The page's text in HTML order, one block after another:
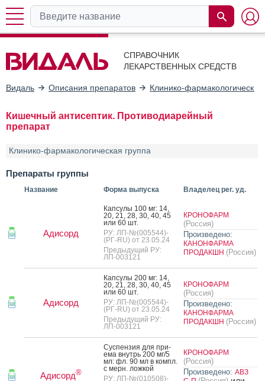
СПРАВОЧНИК
ЛЕКАРСТВЕННЫХ СРЕДСТВ
Видаль Описания препаратов Клинико-
Кишечный антисептик. Противодиарейный
препарат
Клинико-фармакологическая группа
Препараты группы
Название Форма выпуска Владелец рег. уд.
Адисорд
Кап­су­лы 100 мг: 14,
20, 21, 28, 30, 40, 45
или 60 шт.
РУ: ЛП-№(005544)-
(РГ-RU) от 23.05.24
Предыдущий РУ:
ЛП-003121
КРОНОФАРМ
(Россия)
Произведено:
КАНОНФАРМА
ПРОДАКШН (Россия)
Адисорд
Кап­су­лы 200 мг: 14,
20, 21, 28, 30, 40, 45
или 60 шт.
РУ: ЛП-№(005544)-
(РГ-RU) от 23.05.24
Предыдущий РУ:
ЛП-003121
КРОНОФАРМ
(Россия)
Произведено:
КАНОНФАРМА
ПРОДАКШН (Россия)
Адисорд®
Сус­пензия для при­
ема внутрь 200 мг/5
мл: фл. 90 мл в компл.
с мерн. лож­кой
РУ: ЛП-№(010508)-
КРОНОФАРМ
(Россия)
Произведено: АВЗ